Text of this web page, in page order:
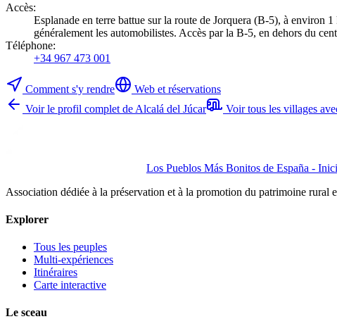
Accès:
Esplanade en terre battue sur la route de Jorquera (B-5), à
généralement les automobilistes. Accès par la B-5, en dehors du
Téléphone:
+34 967 473 001
Comment s'y rendre
Web et réservations
Voir le profil complet de Alcalá del Júcar
Voir tous les villages
Los Pueblos Más Bonitos de España -
Association dédiée à la préservation et à la promotion du patrimoine rural
Explorer
Tous les peuples
Multi-expériences
Itinéraires
Carte interactive
Le sceau